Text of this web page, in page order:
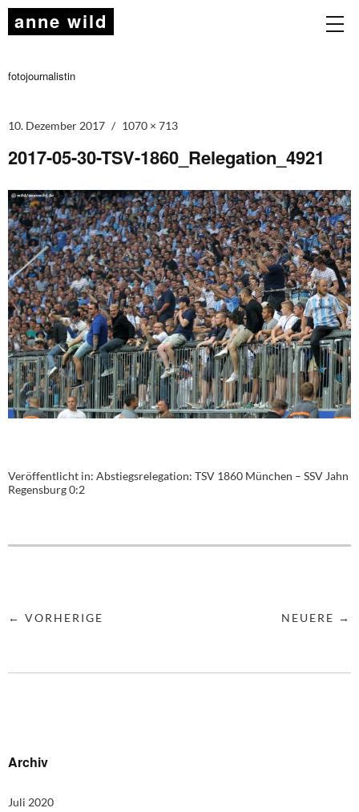
anne wild
fotojournalistin
10. Dezember 2017 1070 × 713
2017-05-30-TSV-1860_Relegation_4921
Veröffentlicht in: Abstiegsrelegation: TSV 1860 München – SSV Jahn
Regensburg 0:2
← VORHERIGE NEUERE →
Archiv
Juli 2020